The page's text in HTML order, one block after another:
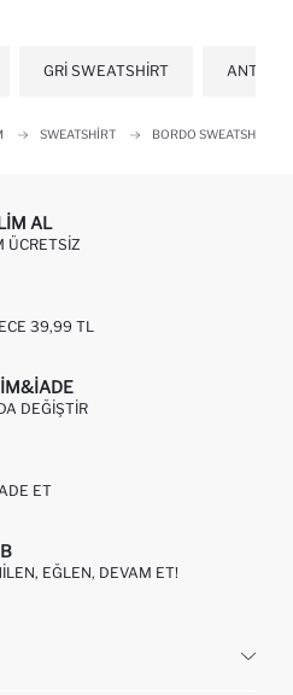
GRI SWEATSHIRT
SWEATSHIRT BORDO SWEATSHIRT
AL
ÜCRETSIZ
39,99 TL
DEĞIŞTIR
ET
EĞLEN, DEVAM ET!